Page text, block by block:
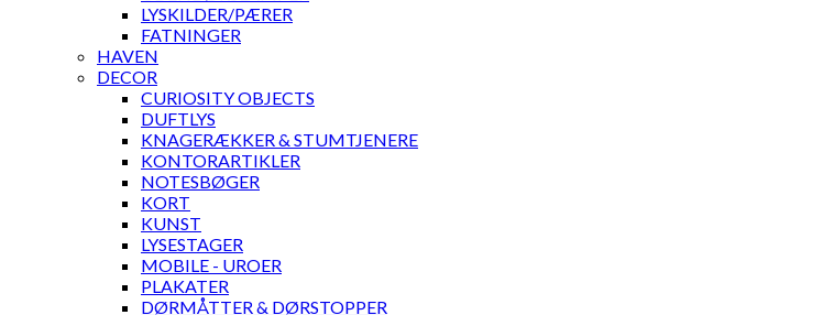
LYSKILDER/PÆRER
FATNINGER
HAVEN
DECOR
CURIOSITY OBJECTS
DUFTLYS
KNAGERÆKKER & STUMTJENERE
KONTORARTIKLER
NOTESBØGER
KORT
KUNST
LYSESTAGER
MOBILE - UROER
PLAKATER
DØRMÅTTER & DØRSTOPPER